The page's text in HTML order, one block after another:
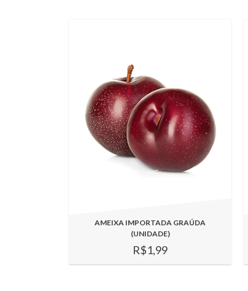
AMEIXA IMPORTADA GRAÚDA
(UNIDADE)
R$1,99